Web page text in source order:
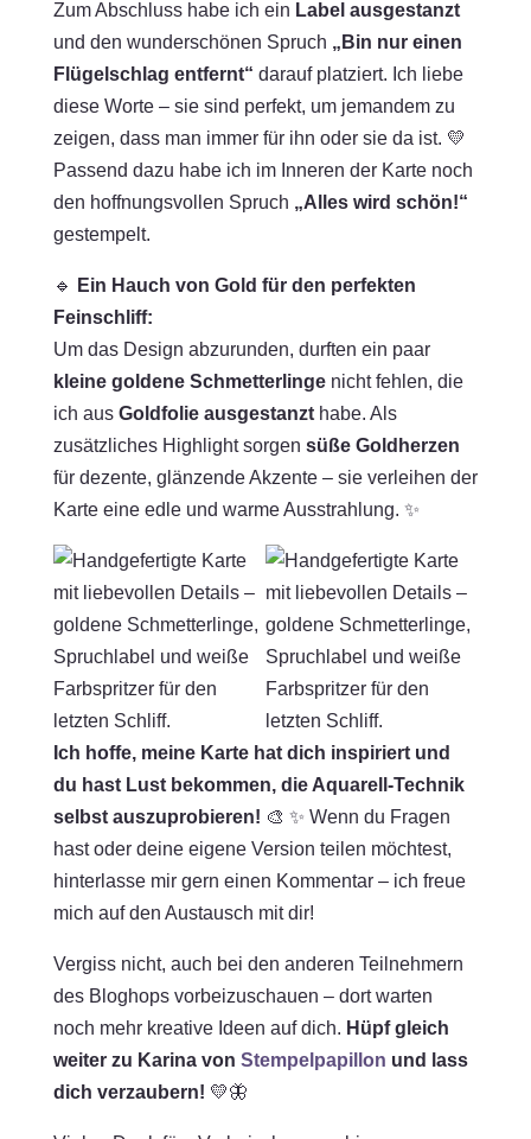
Zum Abschluss habe ich ein Label ausgestanzt
und den wunderschönen Spruch „Bin nur einen
Flügelschlag entfernt“ darauf platziert. Ich liebe
diese Worte – sie sind perfekt, um jemandem zu
zeigen, dass man immer für ihn oder sie da ist. 💛
Passend dazu habe ich im Inneren der Karte noch
den hoffnungsvollen Spruch „Alles wird schön!“
gestempelt.
🔹
Ein Hauch von Gold für den perfekten
Feinschliff:
Um das Design abzurunden, durften ein paar
kleine goldene Schmetterlingenicht fehlen, die
ich aus Goldfolie ausgestanzthabe. Als
zusätzliches Highlight sorgen süße Goldherzen
für dezente, glänzende Akzente – sie verleihen der
Karte eine edle und warme Ausstrahlung. ✨
Ich hoffe, meine Karte hat dich inspiriert und
du hast Lust bekommen, die Aquarell-Technik
selbst auszuprobieren! 🎨 ✨ Wenn du Fragen
hast oder deine eigene Version teilen möchtest,
hinterlasse mir gern einen Kommentar – ich freue
mich auf den Austausch mit dir!
Vergiss nicht, auch bei den anderen Teilnehmern
des Bloghops vorbeizuschauen – dort warten
noch mehr kreative Ideen auf dich. Hüpf gleich
weiter zu Karina von Stempelpapillon und lass
dich verzaubern! 💛🦋